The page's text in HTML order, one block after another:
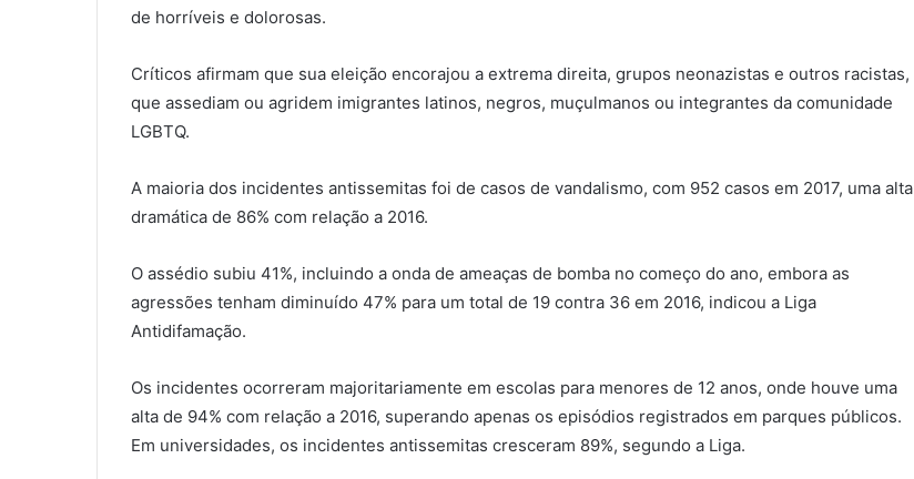
de horríveis e dolorosas.
Críticos afirmam que sua eleição encorajou a extrema direita, grupos neonazistas e outros racistas,
que assediam ou agridem imigrantes latinos, negros, muçulmanos ou integrantes da comunidade
LGBTQ.
A maioria dos incidentes antissemitas foi de casos de vandalismo, com 952 casos em 2017, uma alta
dramática de 86% com relação a 2016.
O assédio subiu 41%, incluindo a onda de ameaças de bomba no começo do ano, embora as
agressões tenham diminuído 47% para um total de 19 contra 36 em 2016, indicou a Liga
Antidifamação.
Os incidentes ocorreram majoritariamente em escolas para menores de 12 anos, onde houve uma
alta de 94% com relação a 2016, superando apenas os episódios registrados em parques públicos.
Em universidades, os incidentes antissemitas cresceram 89%, segundo a Liga.